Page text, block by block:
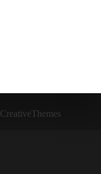
CreativeThemes